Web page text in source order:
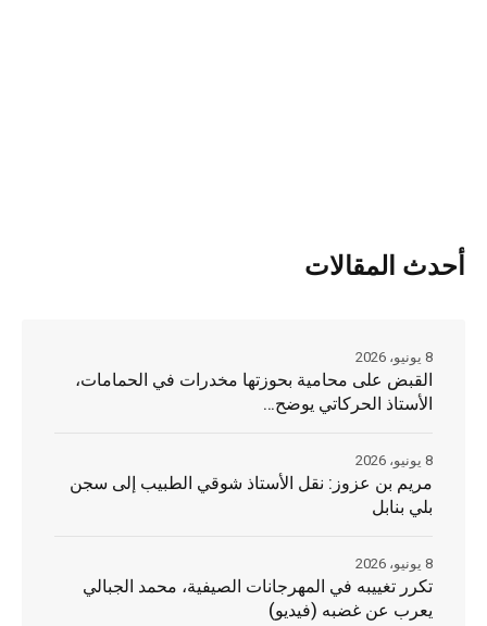
أحدث المقالات
القبض على محامية بحوزتها مخدرات في الحمامات،
الأستاذ الحركاتي يوضح…
8 يونيو، 2026
مريم بن عزوز: نقل الأستاذ شوقي الطبيب إلى سجن
بلي بنابل
8 يونيو، 2026
تكرر تغييبه في المهرجانات الصيفية، محمد الجبالي
يعرب عن غضبه (فيديو)
8 يونيو، 2026